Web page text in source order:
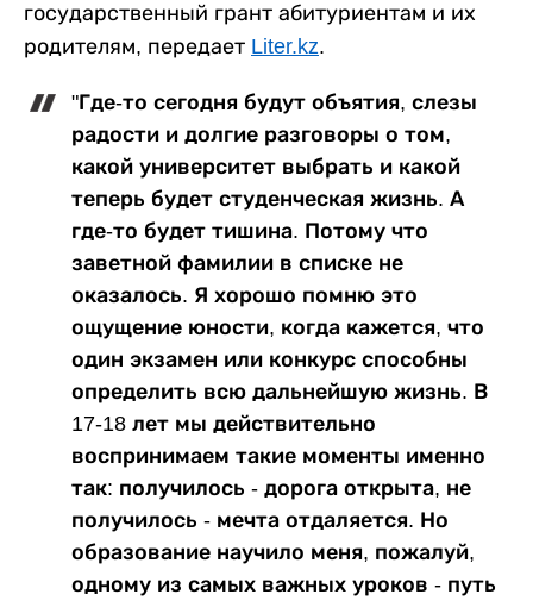
государственный грант абитуриентам и их
родителям, передает Liter.kz.
"Где-то сегодня будут объятия, слезы
радости и долгие разговоры о том,
какой университет выбрать и какой
теперь будет студенческая жизнь. А
где-то будет тишина. Потому что
заветной фамилии в списке не
оказалось. Я хорошо помню это
ощущение юности, когда кажется, что
один экзамен или конкурс способны
определить всю дальнейшую жизнь. В
17-18 лет мы действительно
воспринимаем такие моменты именно
так: получилось - дорога открыта, не
получилось - мечта отдаляется. Но
образование научило меня, пожалуй,
одному из самых важных уроков - путь